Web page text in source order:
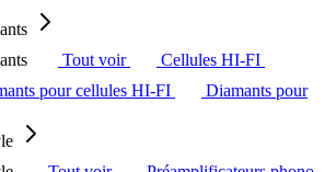
Tout voir
Cellules HI-FI
pour cellules HI-FI
Diamants pour